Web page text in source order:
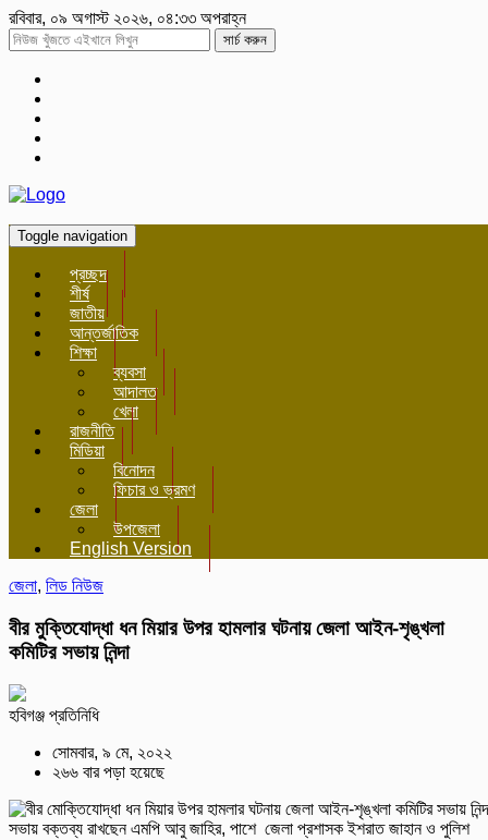
রবিবার, ০৯ অগাস্ট ২০২৬, ০৪:৩৩ অপরাহ্ন
সার্চ করুন
Toggle navigation
প্রচ্ছদ
শীর্ষ
জাতীয়
আন্তর্জাতিক
শিক্ষা
ব্যবসা
আদালত
খেলা
রাজনীতি
মিডিয়া
বিনোদন
ফিচার ও ভ্রমণ
জেলা
উপজেলা
English Version
জেলা, লিড নিউজ
বীর মুক্তিযোদ্ধা ধন মিয়ার উপর হামলার ঘটনায় জেলা আইন-শৃঙ্খলা
কমিটির সভায় নিন্দা
হবিগঞ্জ প্রতিনিধি
সোমবার, ৯ মে, ২০২২
২৬৬ বার পড়া হয়েছে
সভায় বক্তব্য রাখছেন এমপি আবু জাহির, পাশে জেলা প্রশাসক ইশরাত জাহান ও পুলিশ